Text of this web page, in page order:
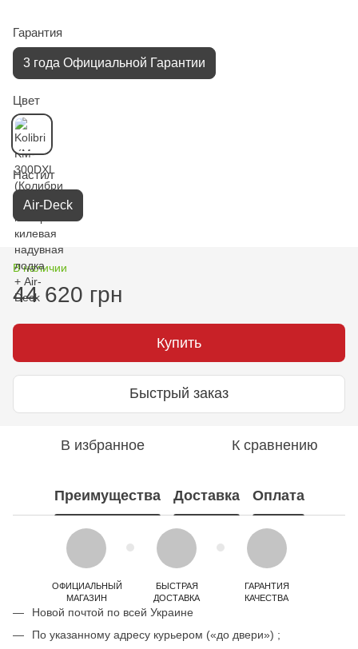
Гарантия
3 года Официальной Гарантии
Цвет
Настил
Air-Deck
В наличии
44 620 грн
Купить
Быстрый заказ
В избранное К сравнению
Преимущества Доставка Оплата
ОФИЦИАЛЬНЫЙ
МАГАЗИН
БЫСТРАЯ
ДОСТАВКА
ГАРАНТИЯ
КАЧЕСТВА
Новой почтой по всей Украине
По указанному адресу курьером («до двери») ;